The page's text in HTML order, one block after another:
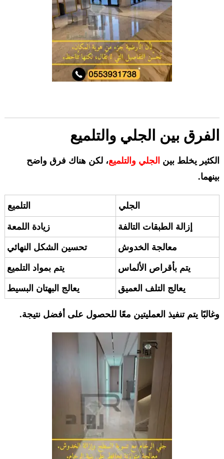
الفرق بين الجلي والتلميع
الكثير يخلط بين الجلي والتلميع، لكن هناك فرق واضح
بينهما.
الجلي التلميع
إزالة الطبقات التالفة زيادة اللمعة
معالجة الخدوش تحسين الشكل النهائي
يتم بأقراص الألماس يتم بمواد التلميع
يعالج التلف العميق يعالج البهتان البسيط
وغالبًا يتم تنفيذ العمليتين معًا للحصول على أفضل نتيجة.